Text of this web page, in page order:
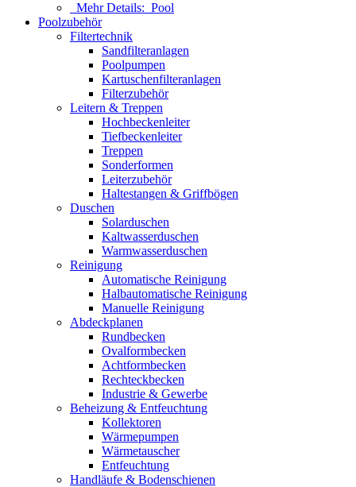
Mehr Details: Pool
Poolzubehör
Filtertechnik
Sandfilteranlagen
Poolpumpen
Kartuschenfilteranlagen
Filterzubehör
Leitern & Treppen
Hochbeckenleiter
Tiefbeckenleiter
Treppen
Sonderformen
Leiterzubehör
Haltestangen & Griffbögen
Duschen
Solarduschen
Kaltwasserduschen
Warmwasserduschen
Reinigung
Automatische Reinigung
Halbautomatische Reinigung
Manuelle Reinigung
Abdeckplanen
Rundbecken
Ovalformbecken
Achtformbecken
Rechteckbecken
Industrie & Gewerbe
Beheizung & Entfeuchtung
Kollektoren
Wärmepumpen
Wärmetauscher
Entfeuchtung
Handläufe & Bodenschienen